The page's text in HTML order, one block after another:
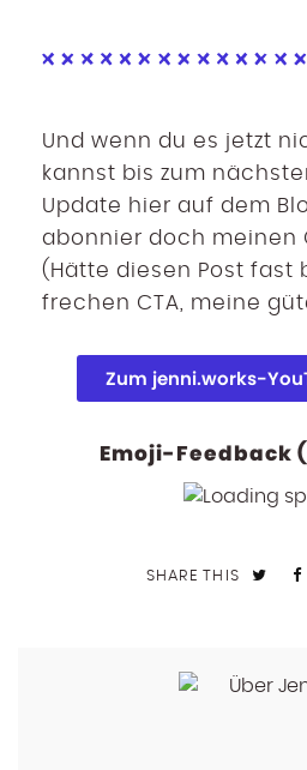
Und wenn du es jetzt
kannst bis zum
Update hier auf dem
abonnier doch meinen
(Hätte diesen Post fast
frechen CTA, meine
Zum jenni.works-
Emoji-Feedback
SHARE THIS